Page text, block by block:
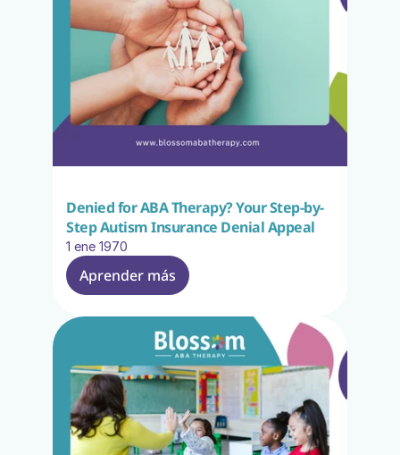
Denied for ABA Therapy? Your Step-by-
Step Autism Insurance Denial Appeal
1 ene 1970
Aprender más